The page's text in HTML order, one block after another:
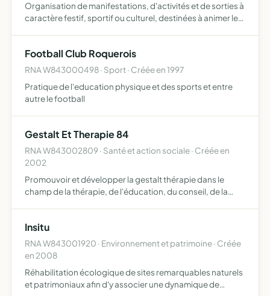
Organisation de manifestations, d'activités et de sorties à
caractère festif, sportif ou culturel, destinées à animer le
Football Club Roquerois
RNA W843000498 · Sport · Créée en 1997
Pratique de l'education physique et des sports et entre
autre le football
Gestalt Et Therapie 84
RNA W843002809 · Santé et action sociale · Créée en
2002
Promouvoir et développer la gestalt thérapie dans le
champ de la thérapie, de l'éducation, du conseil, de la
p…
Insitu
RNA W843001920 · Environnement et patrimoine · Créée
en 2008
Réhabilitation écologique de sites remarquables naturels
et patrimoniaux afin d'y associer une dynamique de